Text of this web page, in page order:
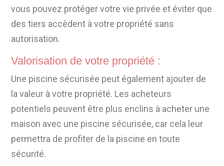
vous pouvez protéger votre vie privée et éviter que
des tiers accèdent à votre propriété sans
autorisation.
Valorisation de votre propriété :
Une piscine sécurisée peut également ajouter de
la valeur à votre propriété. Les acheteurs
potentiels peuvent être plus enclins à acheter une
maison avec une piscine sécurisée, car cela leur
permettra de profiter de la piscine en toute
sécurité.